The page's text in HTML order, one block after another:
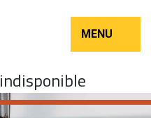
MENU
indisponible